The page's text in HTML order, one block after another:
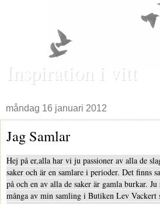
Inspiration i vitt
måndag 16 januari 2012
Jag Samlar
Hej på er,alla har vi ju passioner av alla de
saker och är en samlare i perioder. Det finns
på och en av alla de saker är gamla burkar.
många av min samling i Butiken Lev Vackert